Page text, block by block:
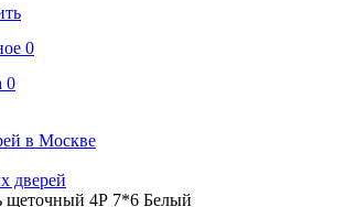
0
0
в Москве
дверей
щеточный 4Р 7*6 Белый